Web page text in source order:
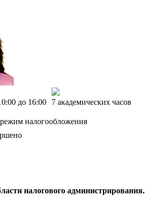
до 16:00 7 академических часов
налогообложения
налогового администрирования.